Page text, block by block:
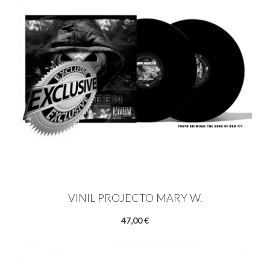
VINIL PROJECTO MARY W.
47,00 €